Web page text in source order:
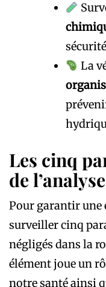
sécurité
La
Les cinq
de
Pour garantir une
surveiller cinq
négligés dans la
élément joue un
notre santé ainsi